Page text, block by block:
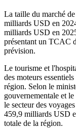
La taille du marché
milliards USD en
milliards USD en
présentant un TCAC
prévision.
Le tourisme et
des moteurs
région. Selon le
gouvernementale et
le secteur des
459,9 milliards USD
totale de la région.